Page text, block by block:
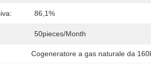
86,1%
50pieces/month
Cogeneratore a gas naturale da